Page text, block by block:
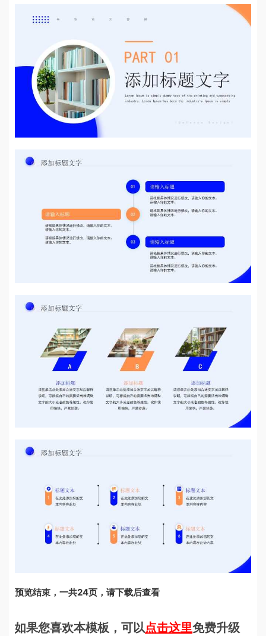
预览结束，一共24页，请下载后查看
如果您喜欢本模板，可以点击这里免费升级